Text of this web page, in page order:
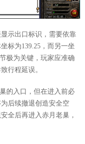
示出口标识，需要依靠
标为139.25，而另一坐
极为关键，玩家应准确
行程延误。
的入口，但在进入前必
后续撤退创造安全空
全后再进入赤月老巢，